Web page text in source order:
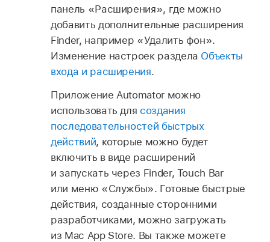
панель «Расширения», где можно
добавить дополнительные расширения
Finder, например «Удалить фон».
Изменение настроек раздела Объекты
входа и расширения.
Приложение Automator можно
использовать для создания
последовательностей быстрых
действий, которые можно будет
включить в виде расширений
и запускать через Finder, Touch Bar
или меню «Службы». Готовые быстрые
действия, созданные сторонними
разработчиками, можно загружать
из Mac App Store. Вы также можете